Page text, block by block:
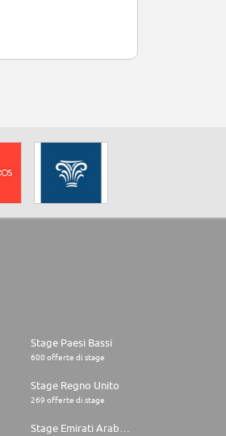
Stage Paesi Bassi
600 offerte di stage
Stage Regno Unito
269 offerte di stage